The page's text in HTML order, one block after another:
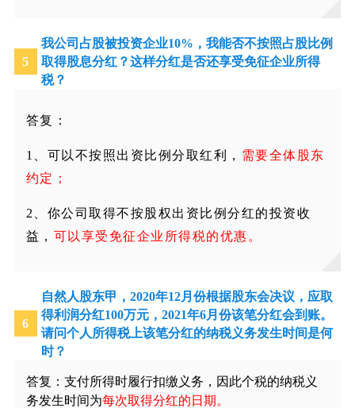
5
我公司占股被投资企业10% ，我能否不按照占股比例
取得股息分红？这样分红是否还享受免征企业所得
税？
答复：
1、可以不按照出资比例分取红利， 需要全体股东
约定；
2、你公司取得不按股权出资比例分红的投资收
益， 可以享受免征企业所得税的优惠。
6
自然人股东甲，2020年12月份根据股东会决议，应取
得利润分红100万元，2021年6月份该笔分红会到账。
请问个人所得税上该笔分红的纳税义务发生时间是何
时？
答复：支付所得时履行扣缴义务，因此个税的纳税义
务发生时间为每次取得分红的日期。